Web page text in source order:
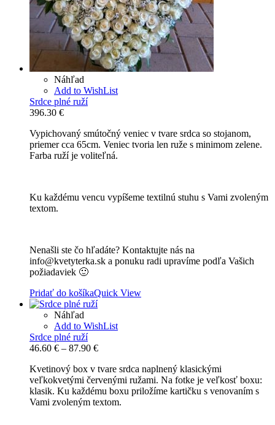
Náhľad
Add to WishList
Srdce plné ruží
396.30 €
Vypichovaný smútočný veniec v tvare srdca so stojanom,
priemer cca 65cm. Veniec tvoria len ruže s minimom zelene.
Farba ruží je voliteľná.
Ku každému vencu vypíšeme textilnú stuhu s Vami zvoleným
textom.
Nenašli ste čo hľadáte? Kontaktujte nás na
info@kvetyterka.sk a ponuku radi upravíme podľa Vašich
požiadaviek 🙂
Pridať do košíkaQuick View
Náhľad
Add to WishList
Srdce plné ruží
46.60 € – 87.90 €Price
46.60 €
through
87.90 €
Kvetinový box v tvare srdca naplnený klasickými
veľkokvetými červenými ružami. Na fotke je veľkosť boxu:
klasik. Ku každému boxu priložíme kartičku s venovaním s
Vami zvoleným textom.